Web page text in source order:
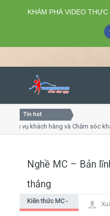
Close
Home
Tin hot
khách hàng và Chăm sóc khách
Nghề MC – Bản
thắng
Kiên thức MC -
KHÁM PHÁ VIDEO